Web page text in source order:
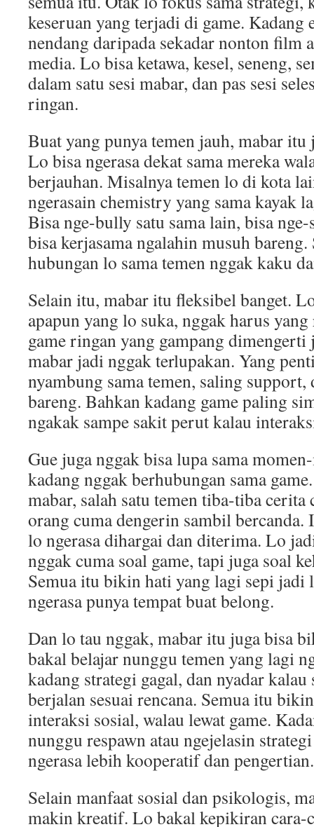
keseruan yang terjadi di game. Kadang
nendang daripada sekadar nonton film
media. Lo bisa ketawa, kesel, seneng,
dalam satu sesi mabar, dan pas sesi
ringan.
Buat yang punya temen jauh, mabar itu
Lo bisa ngerasa dekat sama mereka
berjauhan. Misalnya temen lo di kota
ngerasain chemistry yang sama kayak
Bisa nge-bully satu sama lain, bisa
bisa kerjasama ngalahin musuh
hubungan lo sama temen nggak kaku
Selain itu, mabar itu fleksibel banget.
apapun yang lo suka, nggak harus
game ringan yang gampang
mabar jadi nggak terlupakan. Yang
nyambung sama temen, saling support,
bareng. Bahkan kadang game paling
ngakak sampe sakit perut kalau
Gue juga nggak bisa lupa sama
kadang nggak berhubungan sama
mabar, salah satu temen tiba-tiba cerita
orang cuma dengerin sambil
lo ngerasa dihargai dan diterima. Lo
nggak cuma soal game, tapi juga soal
Semua itu bikin hati yang lagi sepi jadi
ngerasa punya tempat buat belong.
Dan lo tau nggak, mabar itu juga bisa
bakal belajar nunggu temen yang lagi
kadang strategi gagal, dan nyadar
berjalan sesuai rencana. Semua itu
interaksi sosial, walau lewat game.
nunggu respawn atau ngejelasin
ngerasa lebih kooperatif dan pengertian.
Selain manfaat sosial dan psikologis,
makin kreatif. Lo bakal kepikiran cara-